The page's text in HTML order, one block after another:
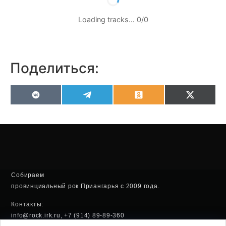
Loading tracks… 0/0
Поделиться:
VK OdnoklassnikiX
Собираем
провинциальный рок Приангарья с 2009 года.
Контакты:
info@rock.irk.ru, +7 (914) 89-89-360